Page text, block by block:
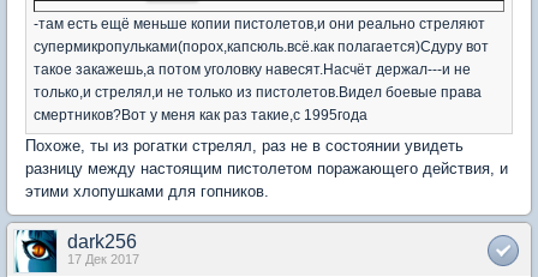
-там есть ещё меньше копии пистолетов,и они реально стреляют
супермикропульками(порох,капсюль.всё.как полагается)Сдуру вот
такое закажешь,а потом уголовку навесят.Насчёт держал---и не
только,и стрелял,и не только из пистолетов.Видел боевые права
смертников?Вот у меня как раз такие,с 1995года
Похоже, ты из рогатки стрелял, раз не в состоянии увидеть
разницу между настоящим пистолетом поражающего действия, и
этими хлопушками для гопников.
dark256
17 Дек 2017